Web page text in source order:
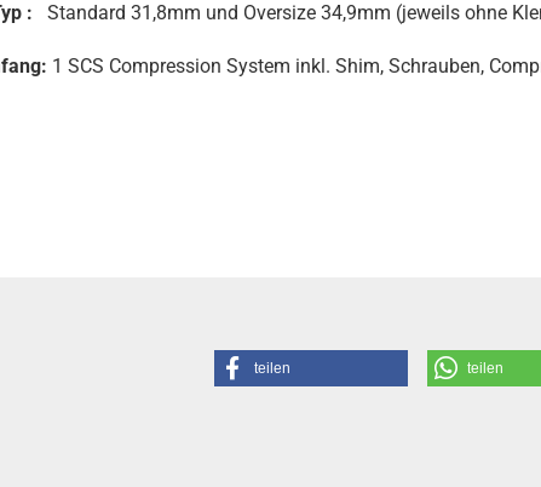
: Standard 31,8mm und Oversize 34,9mm (jeweils ohne
1 SCS Compression System inkl. Shim, Schrauben,
teilen teilen